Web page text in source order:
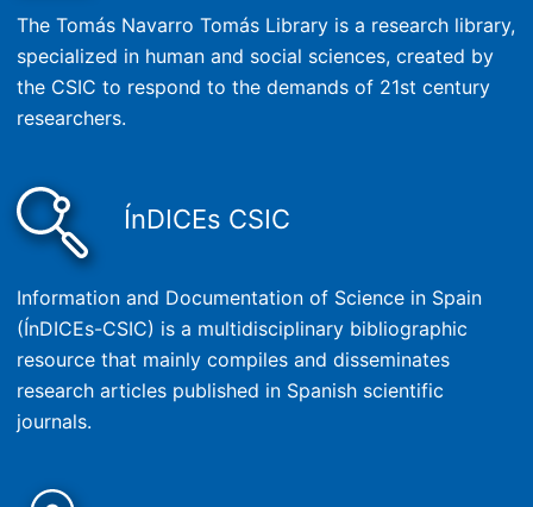
The Tomás Navarro Tomás Library is a research library,
specialized in human and social sciences, created by
the CSIC to respond to the demands of 21st century
researchers.
ÍnDICEs CSIC
Information and Documentation of Science in Spain
(ÍnDICEs-CSIC) is a multidisciplinary bibliographic
resource that mainly compiles and disseminates
research articles published in Spanish scientific
journals.